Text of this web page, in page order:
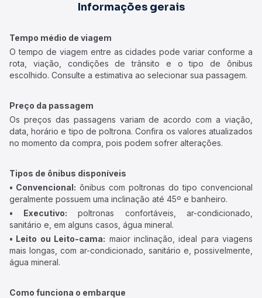
Informações gerais
Tempo médio de viagem
O tempo de viagem entre as cidades pode variar conforme a
rota, viação, condições de trânsito e o tipo de ônibus
escolhido. Consulte a estimativa ao selecionar sua passagem.
Preço da passagem
Os preços das passagens variam de acordo com a viação,
data, horário e tipo de poltrona. Confira os valores atualizados
no momento da compra, pois podem sofrer alterações.
Tipos de ônibus disponíveis
• Convencional: ônibus com poltronas do tipo convencional
geralmente possuem uma inclinação até 45º e banheiro.
• Executivo: poltronas confortáveis, ar-condicionado,
sanitário e, em alguns casos, água mineral.
• Leito ou Leito-cama: maior inclinação, ideal para viagens
mais longas, com ar-condicionado, sanitário e, possivelmente,
água mineral.
Como funciona o embarque